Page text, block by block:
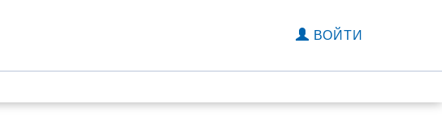
ВОЙТИ